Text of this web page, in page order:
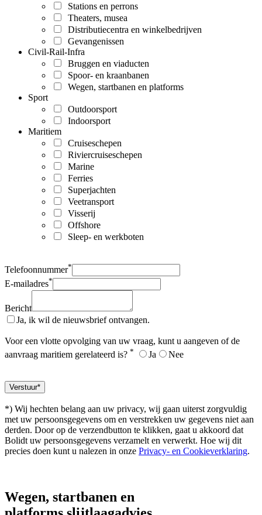
Stations en perrons
Theaters, musea
Distributiecentra en winkelbedrijven
Gevangenissen
Civil-Rail-Infra
Bruggen en viaducten
Spoor- en kraanbanen
Wegen, startbanen en platforms
Sport
Outdoorsport
Indoorsport
Maritiem
Cruiseschepen
Riviercruiseschepen
Marine
Ferries
Superjachten
Veetransport
Visserij
Offshore
Sleep- en werkboten
Telefoonnummer*
E-mailadres*
Bericht
Ja, ik wil de nieuwsbrief ontvangen.
Voor een vlotte opvolging van uw vraag, kunt u aangeven of de
aanvraag maritiem gerelateerd is? * Ja Nee
*) Wij hechten belang aan uw privacy, wij gaan uiterst zorgvuldig
met uw persoonsgegevens om en verstrekken uw gegevens niet aan
derden. Door op de verzendbutton te klikken, gaat u akkoord dat
Bolidt uw persoonsgegevens verzamelt en verwerkt. Hoe wij dit
precies doen kunt u nalezen in onze Privacy- en Cookieverklaring.
Wegen, startbanen en